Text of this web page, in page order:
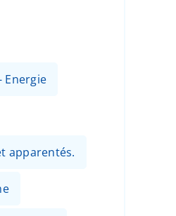
Energie
apparentés.